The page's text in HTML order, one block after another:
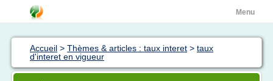
Menu
Accueil > Thèmes & articles : taux interet > taux
d'interet en vigueur